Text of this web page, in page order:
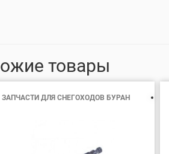
товары
ЗАПЧАСТИ ДЛЯ СНЕГОХОДОВ БУРАН